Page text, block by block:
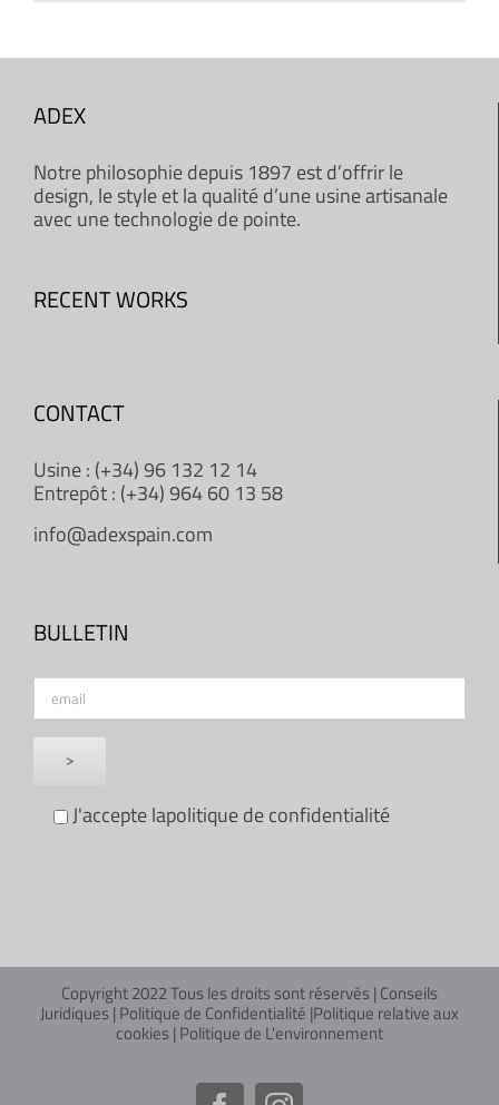
ADEX
Notre philosophie depuis 1897 est d’offrir le
design, le style et la qualité d’une usine artisanale
avec une technologie de pointe.
RECENT WORKS
CONTACT
Usine : (+34) 96 132 12 14
Entrepôt : (+34) 964 60 13 58
info@adexspain.com
BULLETIN
J'accepte lapolitique de confidentialité
Copyright 2022 Tous les droits sont réservés |Conseils
Juridiques |Politique de Confidentialité |Politique relative aux
cookies |Politique de L'environnement